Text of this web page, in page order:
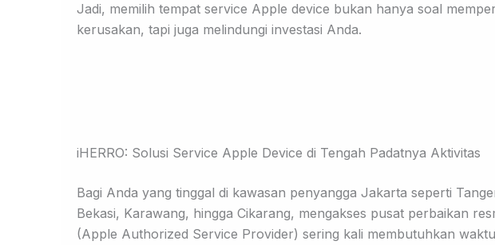
Jadi, memilih tempat service Apple device bukan hanya soal
kerusakan, tapi juga melindungi investasi Anda.
iHERRO: Solusi Service Apple Device di Tengah Padatnya Aktivitas
Bagi Anda yang tinggal di kawasan penyangga Jakarta seperti
Bekasi, Karawang, hingga Cikarang, mengakses pusat perbaikan
(Apple Authorized Service Provider) sering kali membutuhkan